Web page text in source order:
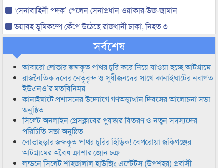
‘সেনাবাহিনী পদক’ পেলেন সেনাপ্রধান ওয়াকার-উজ-জামান
ভয়াবহ ভূমিকম্পে কেঁপে উঠেছে রাজধানী ঢাকা, নিহত ৩
সর্বশেষ
আবারো লোভার জব্দকৃত পাথর চুরি করে নিয়ে যাওয়া হচ্ছে আটগ্রামে
রাজনৈতিক দলের নেতৃবৃন্দ ও সুধীজনদের সাথে কানাইঘাটের নবাগত
ইউএনও’র মতবিনিময়
কানাইঘাটে প্রশাসনের উদ্যোগে গণঅভ্যুত্থান দিবসের আলোচনা সভা
অনুষ্ঠিত
সিলেট অনলাইন প্রেসক্লাবের পুরস্কার বিতরণ ও নতুন সদস্যদের
পরিচিতি সভা অনুষ্ঠিত
লোভাছড়ার জব্দকৃত পাথর চুরির হিড়িক! বেপরোয়া জকিগঞ্জের
আটগ্রামের অবৈধ ক্রাশার জোন চক্র
লন্ডনে সিলেট শাহজালাল হাউজিং এস্টেটস (উপশহর) প্রবাসী